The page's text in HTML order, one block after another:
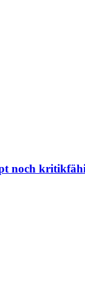
noch